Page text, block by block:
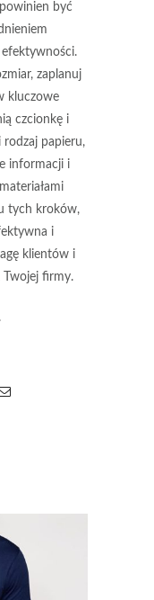
być
zaplanuj
kluczowe
czcionkę i
papieru,
informacji i
tych kroków,
i
klientów i
Twojej firmy.